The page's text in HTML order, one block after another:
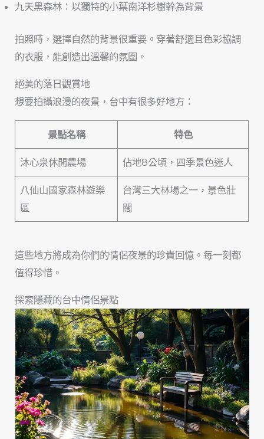
九天黑森林：以獨特的小葉南洋杉樹幹為背景
拍照時，選擇自然的背景很重要。穿著舒適且色彩協調
的衣服，能創造出溫馨的氛圍。
絕美的落日觀賞地
想要拍攝浪漫的夜景，台中有很多好地方：
景點名稱 特色
沐心泉休閒農場 佔地8公頃，四季景色迷人
八仙山國家森林遊樂
區
台灣三大林場之一，景色壯
闊
這些地方將成為你們的情侶夜景的珍貴回憶。每一刻都
值得珍惜。
探索隱藏的台中情侶景點